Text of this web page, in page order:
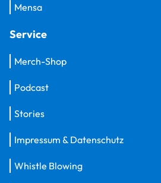
Mensa
Service
Merch-Shop
Podcast
Stories
Impressum & Datenschutz
Whistle Blowing